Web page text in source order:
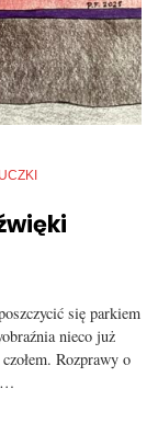
się parkiem
nieco już
Rozprawy o